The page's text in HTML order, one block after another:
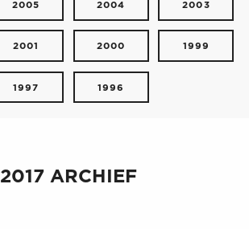
2005 2004 2003
2001 2000 1999
1997 1996
2017 ARCHIEF